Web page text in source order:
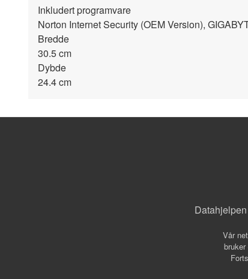
Inkludert programvare
Norton Internet Security (OEM Version),
Bredde
30.5 cm
Dybde
24.4 cm
Vår